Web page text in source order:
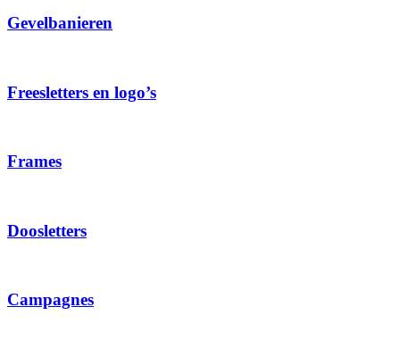
Gevelbanieren
Freesletters en logo’s
Frames
Doosletters
Campagnes